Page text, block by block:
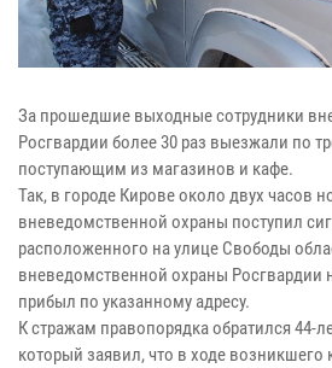
За прошедшие выходные сотрудники
Росгвардии более 30 раз выезжали по
поступающим из магазинов и кафе.
Так, в городе Кирове около двух часов
вневедомственной охраны поступил
расположенного на улице Свободы
вневедомственной охраны Росгвардии
прибыл по указанному адресу.
К стражам правопорядка обратился 44-
который заявил, что в ходе